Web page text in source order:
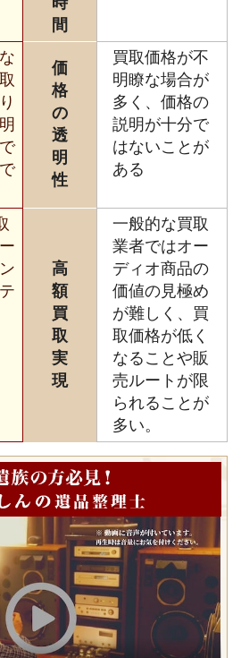
間
価
格
の
透
明
性
買取価格が不
明瞭な場合が
多く、価格の
説明が十分で
はないことが
ある
高
額
買
取
実
現
一般的な買取
業者ではオー
ディオ商品の
価値の見極め
が難しく、買
取価格が低く
なることや販
売ルートが限
られることが
多い。